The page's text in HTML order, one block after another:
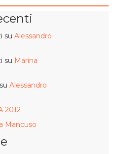
su Alessandro
su Marina
su Alessandro
2012
Mancuso